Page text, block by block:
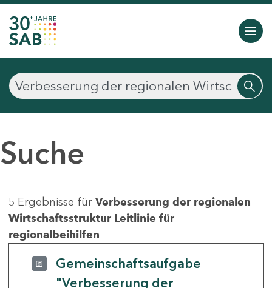
Suche
5 Ergebnisse für Verbesserung der regionalen
Wirtschaftsstruktur Leitlinie für
regionalbeihilfen
Gemeinschaftsaufgabe
"Verbesserung der